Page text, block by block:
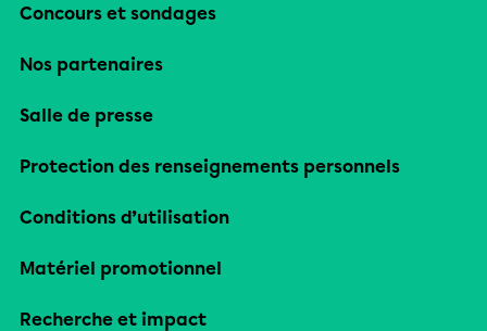
Concours et sondages
Nos partenaires
Salle de presse
Protection des renseignements personnels
Conditions d’utilisation
Matériel promotionnel
Recherche et impact